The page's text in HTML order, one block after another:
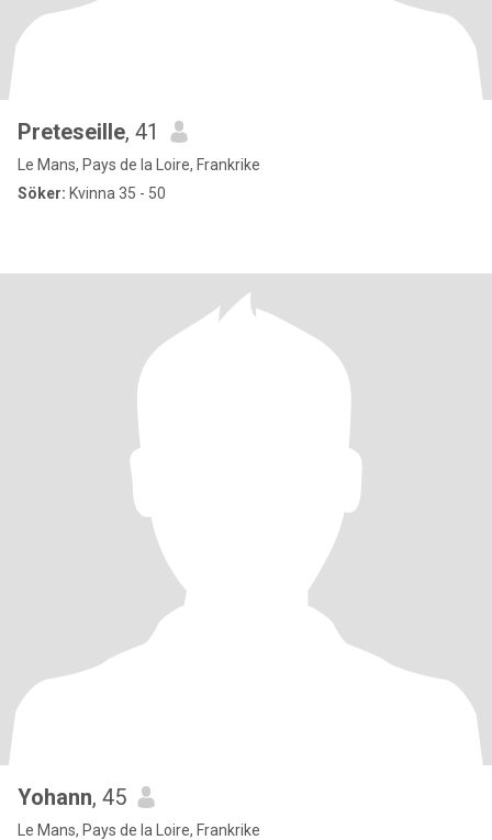
Preteseille, 41
Le Mans, Pays de la Loire, Frankrike
Söker: Kvinna 35 - 50
Yohann, 45
Le Mans, Pays de la Loire, Frankrike